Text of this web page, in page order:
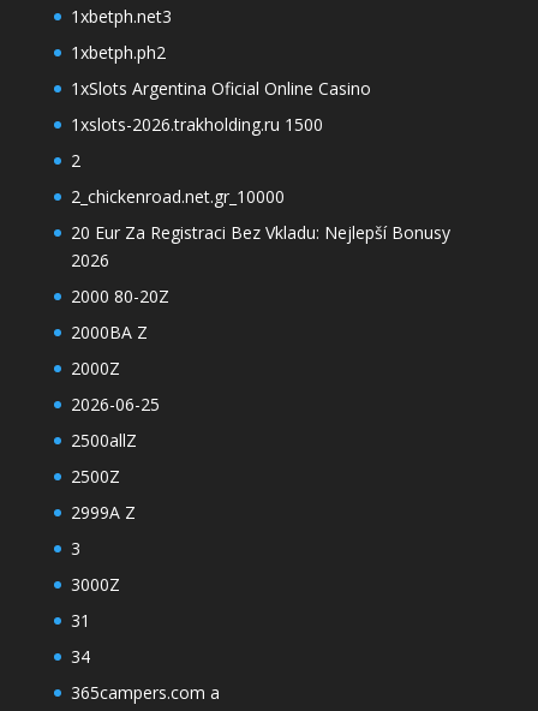
1xbetph.net3
1xbetph.ph2
1xSlots Argentina Oficial Online Casino
1xslots-2026.trakholding.ru 1500
2
2_chickenroad.net.gr_10000
20 Eur Za Registraci Bez Vkladu: Nejlepší Bonusy
2026
2000 80-20Z
2000BA Z
2000Z
2026-06-25
2500allZ
2500Z
2999A Z
3
3000Z
31
34
365campers.com a